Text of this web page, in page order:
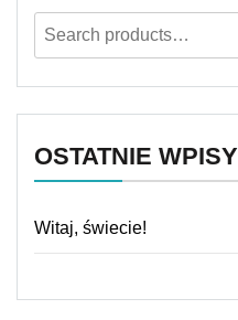
OSTATNIE WPISY
Witaj, świecie!